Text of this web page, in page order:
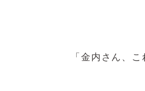
「金内さん、